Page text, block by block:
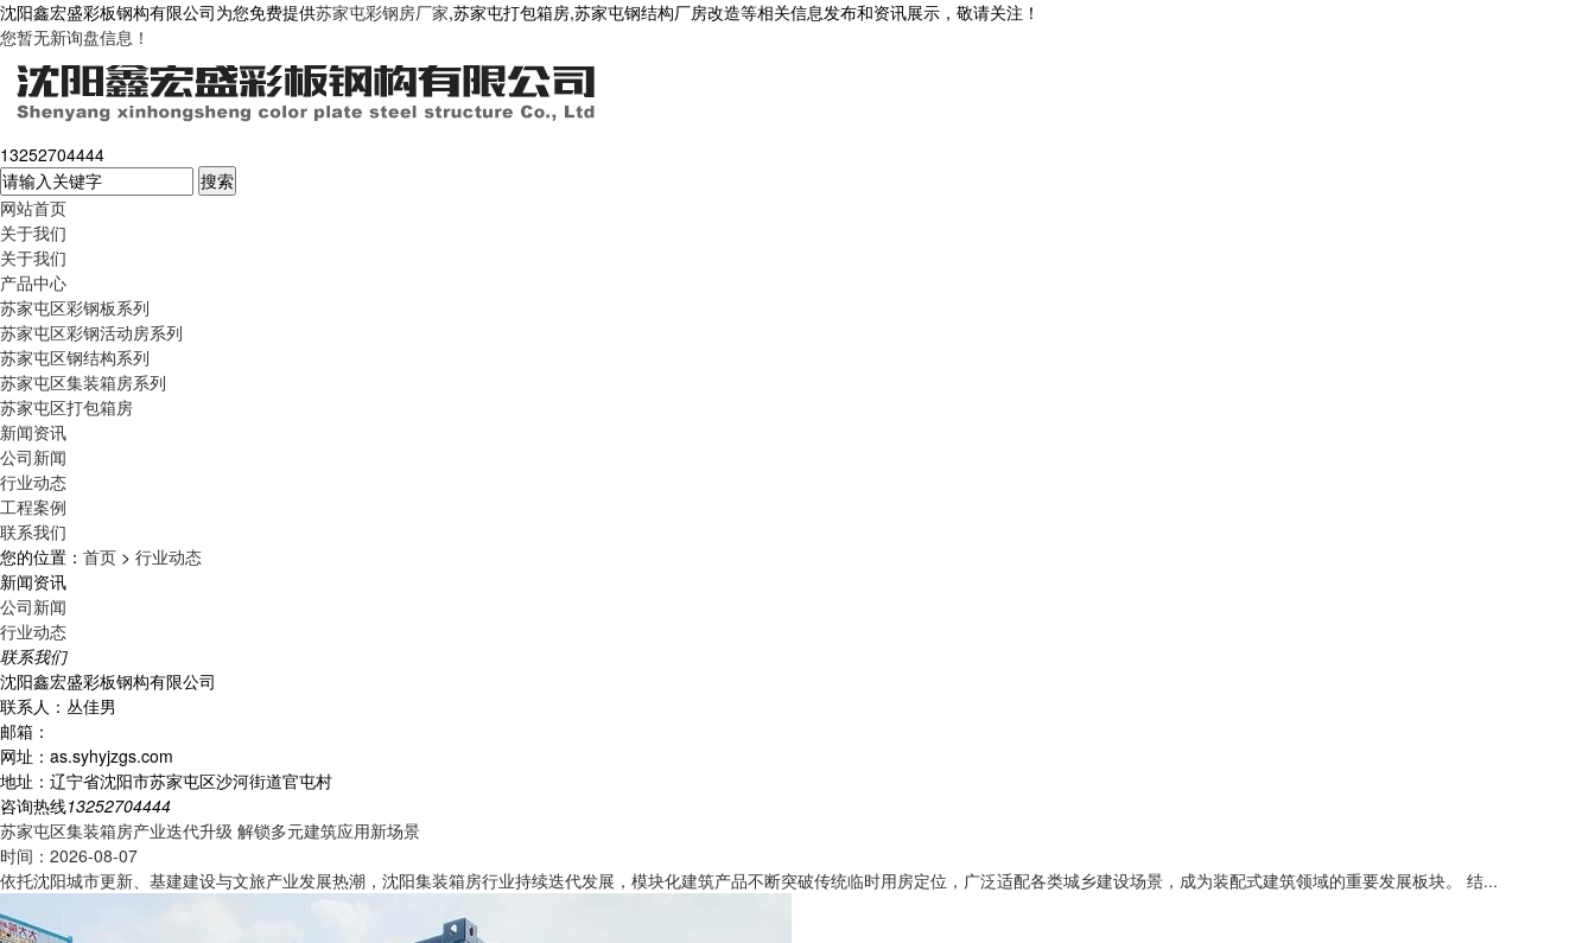
沈阳鑫宏盛彩板钢构有限公司为您免费提供苏家屯彩钢房厂家,苏家屯打包箱房,苏家屯钢结构厂房改造等相关信息发布和资讯展示，敬请关注！
您暂无新询盘信息！
13252704444
网站首页
关于我们
关于我们
产品中心
苏家屯区彩钢板系列
苏家屯区彩钢活动房系列
苏家屯区钢结构系列
苏家屯区集装箱房系列
苏家屯区打包箱房
新闻资讯
公司新闻
行业动态
工程案例
联系我们
您的位置： 首页 > 行业动态
新闻资讯
公司新闻
行业动态
联系我们
沈阳鑫宏盛彩板钢构有限公司
联系人：丛佳男
邮箱：
网址：as.syhyjzgs.com
地址：辽宁省沈阳市苏家屯区沙河街道官屯村
咨询热线13252704444
苏家屯区集装箱房产业迭代升级 解锁多元建筑应用新场景
时间：2026-08-07
依托沈阳城市更新、基建建设与文旅产业发展热潮，沈阳集装箱房行业持续迭代发展，模块化建筑产品不断突破传统临时用房定位，广泛适配各类城乡建设场景，成为装配式建筑领域的重要发展板块。 结...